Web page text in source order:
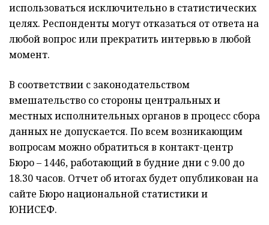
использоваться исключительно в статистических
целях. Респонденты могут отказаться от ответа на
любой вопрос или прекратить интервью в любой
момент.
В соответствии с законодательством
вмешательство со стороны центральных и
местных исполнительных органов в процесс сбора
данных не допускается. По всем возникающим
вопросам можно обратиться в контакт-центр
Бюро – 1446, работающий в будние дни с 9.00 до
18.30 часов. Отчет об итогах будет опубликован на
сайте Бюро национальной статистики и
ЮНИСЕФ.